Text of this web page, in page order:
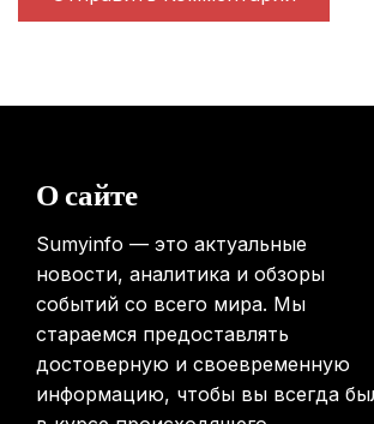
О сайте
Sumyinfo — это актуальные
новости, аналитика и обзоры
событий со всего мира. Мы
стараемся предоставлять
достоверную и своевременную
информацию, чтобы вы всегда